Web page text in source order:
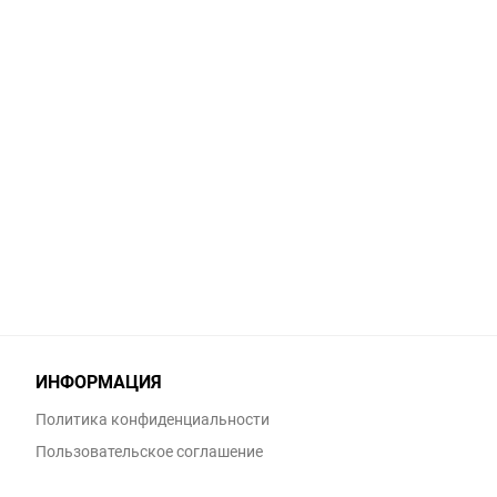
ИНФОРМАЦИЯ
Политика конфиденциальности
Пользовательское соглашение